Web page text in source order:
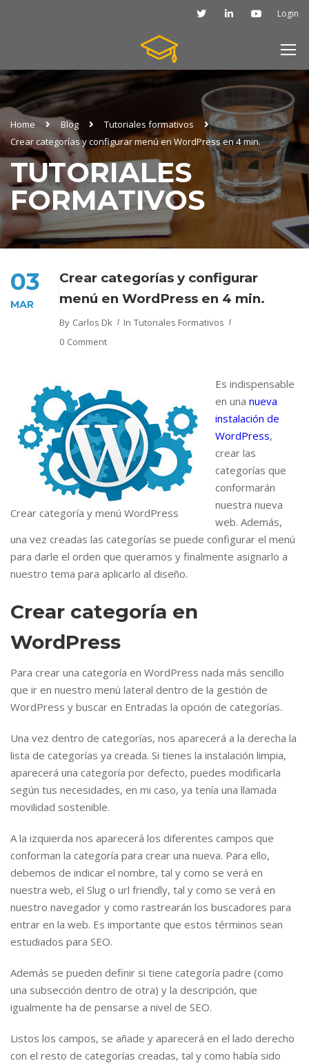
Login
Home Blog
Tutoriales formativos
Crear categorías y configurar menú en WordPress en 4 min.
TUTORIALES
FORMATIVOS
03
MAR
Crear categorías y configurar
menú en WordPress en 4 min.
By Carlos Dk In Tutoriales Formativos
0 Comment
Crear categoría y menú WordPress
Es indispensable
en una nueva
instalación de
WordPress,
crear las
categorías que
conformarán
nuestra nueva
web. Además,
una vez creadas las categorías se puede configurar el menú
para darle el orden que queramos y finalmente asignarlo a
nuestro tema para aplicarlo al diseño.
Crear categoría en
WordPress
Para crear una categoría en WordPress nada más sencillo
que ir en nuestro menú lateral dentro de la gestión de
WordPress y buscar en Entradas la opción de categorías.
Una vez dentro de categorías, nos aparecerá a la derecha la
lista de categorías ya creada. Si tienes la instalación limpia,
aparecerá una categoría por defecto, puedes modificarla
según tus necesidades, en mi caso, ya tenía una llamada
movilidad sostenible.
A la izquierda nos aparecerá los diferentes campos que
conforman la categoría para crear una nueva. Para ello,
debemos de indicar el nombre, tal y como se verá en
nuestra web, el Slug o url friendly, tal y como se verá en
nuestro navegador y como rastrearán los buscadores para
entrar en la web. Es importante que estos términos sean
estudiados para SEO.
Además se pueden definir si tiene categoría padre (como
una subsección dentro de otra) y la descripción, que
igualmente ha de pensarse a nivel de SEO.
Listos los campos, se añade y aparecerá en el lado derecho
con el resto de categorías creadas, tal y como había sido